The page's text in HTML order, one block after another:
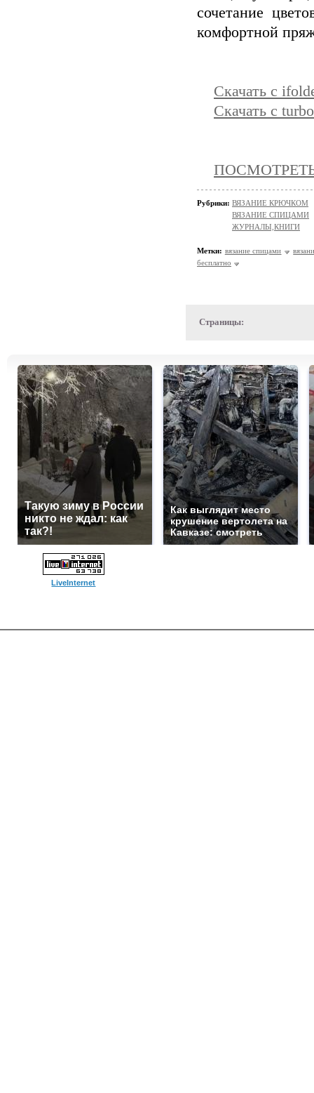
сочетание
комфортной
Скачать с
Скачать с
ПОСМОТРЕТЬ
Рубрики: ВЯЗАНИЕ КРЮЧКОМ
ВЯЗАНИЕ СПИЦАМИ
ЖУРНАЛЫ,КНИГИ
Метки: вязание спицами
бесплатно
Страницы:
Такую зиму в России
никто не ждал: как
так?!
Как выглядит место
крушение вертолета на
Кавказе: смотреть
LiveInternet